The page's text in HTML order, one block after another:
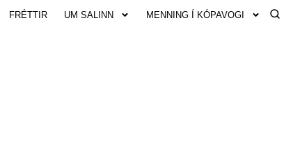
FRÉTTIR UM SALINN MENNING Í KÓPAVOGI